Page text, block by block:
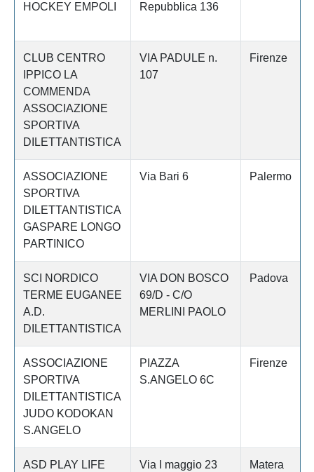
HOCKEY EMPOLI
Repubblica 136
CLUB CENTRO
IPPICO LA
COMMENDA
ASSOCIAZIONE
SPORTIVA
DILETTANTISTICA
VIA PADULE n.
107
Firenze
ASSOCIAZIONE
SPORTIVA
DILETTANTISTICA
GASPARE LONGO
PARTINICO
Via Bari 6 Palermo
SCI NORDICO
TERME EUGANEE
A.D.
DILETTANTISTICA
VIA DON BOSCO
69/D - C/O
MERLINI PAOLO
Padova
ASSOCIAZIONE
SPORTIVA
DILETTANTISTICA
JUDO KODOKAN
S.ANGELO
PIAZZA
S.ANGELO 6C
Firenze
ASD PLAY LIFE
Via I maggio 23 Matera